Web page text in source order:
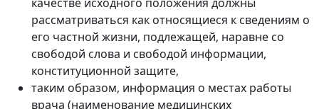
рассматриваться как относящиеся к сведениям о
его частной жизни, подлежащей, наравне со
свободой слова и свободой информации,
конституционной защите,
таким образом, информация о местах работы
врача (наименование медицинских